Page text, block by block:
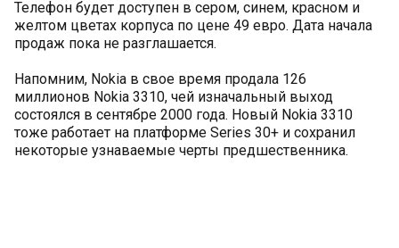
Телефон будет доступен в сером, синем, красном и
желтом цветах корпуса по цене 49 евро. Дата начала
продаж пока не разглашается.
Напомним, Nokia в свое время продала 126
миллионов Nokia 3310, чей изначальный выход
состоялся в сентябре 2000 года. Новый Nokia 3310
тоже работает на платформе Series 30+ и сохранил
некоторые узнаваемые черты предшественника.